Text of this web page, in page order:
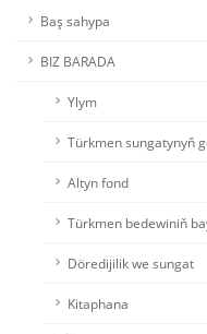
Baş sahypa
BIZ BARADA
Ylym
Türkmen sungatynyň
Altyn fond
Türkmen bedewiniň
Döredijilik we sungat
Kitaphana